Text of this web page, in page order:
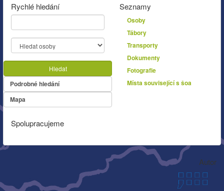
Rychlé hledání
Hledat
Podrobné hledání
Mapa
Seznamy
Osoby
Tábory
Transporty
Dokumenty
Fotografie
Místa související s šoa
Spolupracujeme
Autor